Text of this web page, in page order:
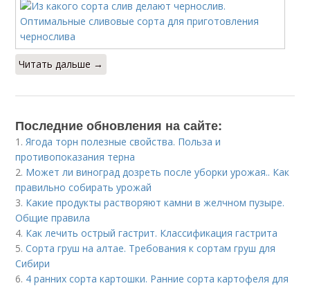
Читать дальше →
Последние обновления на сайте:
1.Ягода торн полезные свойства. Польза и
противопоказания терна
2. Может ли виноград дозреть после уборки урожая.. Как
правильно собирать урожай
3. Какие продукты растворяют камни в желчном пузыре.
Общие правила
4. Как лечить острый гастрит. Классификация гастрита
5.Сорта груш на алтае. Требования к сортам груш для
Сибири
6. 4 ранних сорта картошки. Ранние сорта картофеля для